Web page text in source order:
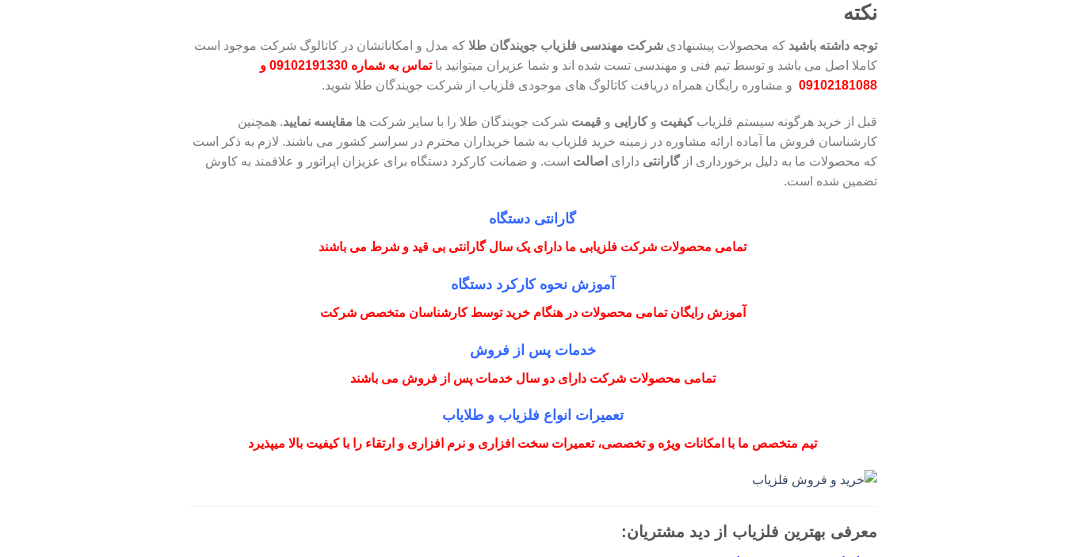
نکته
توجه داشته باشید که محصولات پیشنهادی شرکت مهندسی فلزیاب جویندگان طلا که مدل و امکاناتشان در کاتالوگ شرکت موجود است
کاملا اصل می باشد و توسط تیم فنی و مهندسی تست شده اند و شما عزیران میتوانید با
تماس به شماره 09102191330 و
09102181088 و مشاوره رایگان همراه دریافت کاتالوگ های موجودی فلزیاب از شرکت جویندگان طلا شوید.
قبل از خرید هرگونه سیستم فلزیابکیفیت وکارایی و قیمت شرکت جویندگان طلا را با سایر شرکت ها مقایسه نمایید. همچنین
کارشناسان فروش ما آماده ارائه مشاوره در زمینه خرید فلزیاب به شما خریداران محترم در سراسر کشور می باشند. لازم به ذکر است
که محصولات ما به دلیل برخورداری ازگارانتی دارای اصالت است. و ضمانت کارکرد دستگاه برای عزیزان اپراتور و علاقمند به کاوش
تضمین شده است.
گارانتی دستگاه
تمامی محصولات شرکت فلزیابی ما دارای یک سال گارانتی بی قید و شرط می باشند
آموزش نحوه کارکرد دستگاه
آموزش رایگان تمامی محصولات در هنگام خرید توسط کارشناسان متخصص شرکت
خدمات پس از فروش
تمامی محصولات شرکت دارای دو سال خدمات پس از فروش می باشند
تعمیرات انواع فلزیاب و طلایاب
تیم متخصص ما با امکانات ویژه و تخصصی، تعمیرات سخت افزاری و نرم افزاری و ارتقاء را با کیفیت بالا میپذیرد
معرفی بهترین فلزیاب از دید مشتریان: